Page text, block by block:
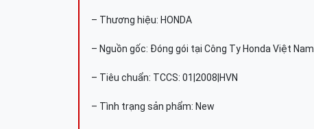
– Thương hiệu: HONDA
– Nguồn gốc: Đóng gói tại Công Ty Honda Việt Nam
– Tiêu chuẩn: TCCS: 01|2008|HVN
– Tình trạng sản phẩm: New